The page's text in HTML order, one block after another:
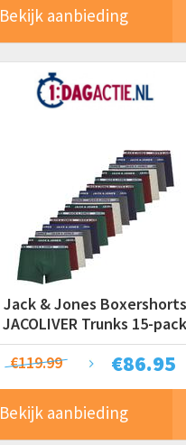
Bekijk aanbieding
Jack & Jones Boxershorts
JACOLIVER Trunks 15-pack
Multicolor
€86.95
€119.99
Bekijk aanbieding